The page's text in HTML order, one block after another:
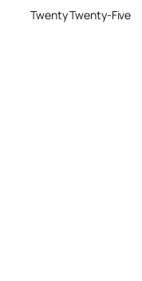
Twenty Twenty-Five